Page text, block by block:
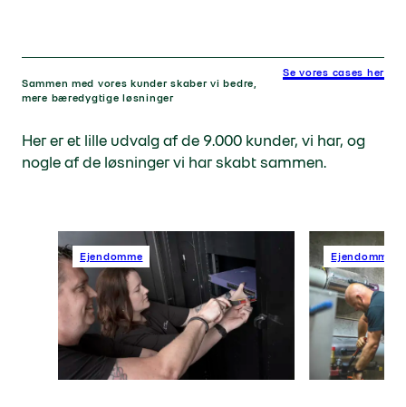
Sammen med vores kunder skaber vi bedre,
mere bæredygtige løsninger
Se vores cases her
Her er et lille udvalg af de 9.000 kunder, vi har, og
nogle af de løsninger vi har skabt sammen.
Ejendomme Ejendomme